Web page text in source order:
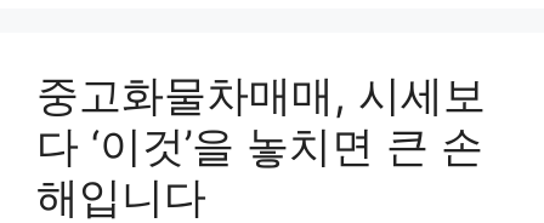
중고화물차매매, 시세보
다 ‘이것’을 놓치면 큰 손
해입니다